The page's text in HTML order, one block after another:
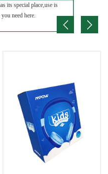
its special place,use is
need here.